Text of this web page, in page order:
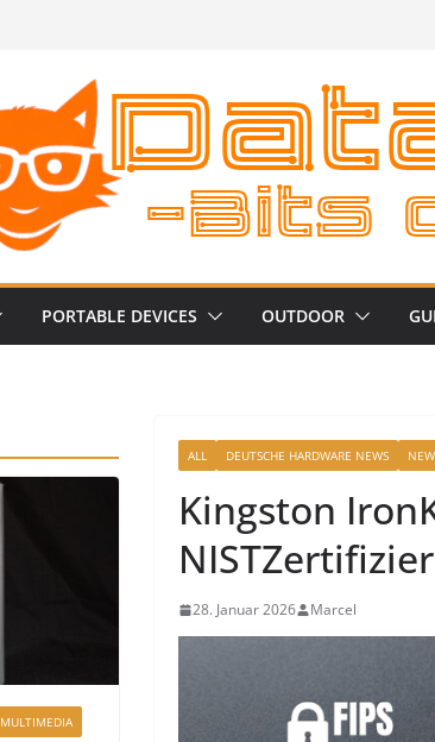
PORTABLE DEVICES OUTDOOR
ALL DEUTSCHE HARDWARE NEWS
Kingston
28. Januar 2026 Marcel
MULTIMEDIA